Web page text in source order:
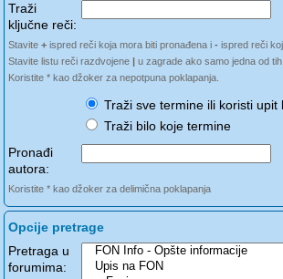
Traži
ključne reči:
Stavite + ispred reči koja mora biti pronađena i - ispred reči
Stavite listu reči razdvojene | u zagrade ako samo jedna od
Koristite * kao džoker za nepotpuna poklapanja.
Traži sve termine ili koristi upit
Traži bilo koje termine
Pronađi
autora:
Koristite * kao džoker za delimična poklapanja
Opcije pretrage
Pretraga u
forumima: